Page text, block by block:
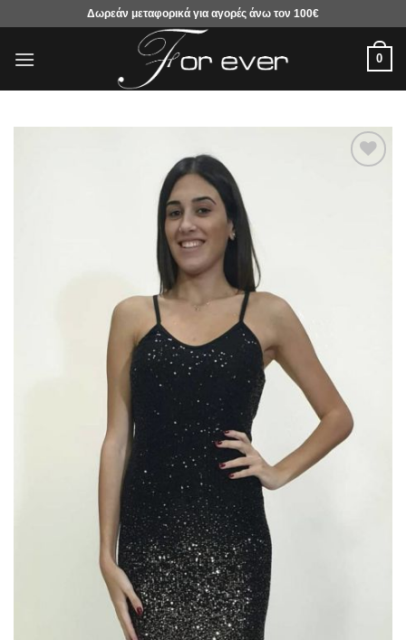
περιεχόμενο
Δωρεάν μεταφορικά για αγορές άνω τον 100€
0